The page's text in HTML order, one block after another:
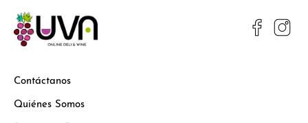
Contáctanos
Quiénes Somos